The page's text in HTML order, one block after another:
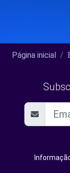
Página inicial